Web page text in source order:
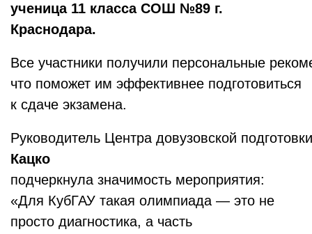
ученица 11 класса СОШ №89 г.
Краснодара.
Все участники получили персональные
что поможет им эффективнее подготовиться
к сдаче экзамена.
Руководитель Центра довузовской
Кацко
подчеркнула значимость мероприятия:
«Для КубГАУ такая олимпиада — это не
просто диагностика, а часть